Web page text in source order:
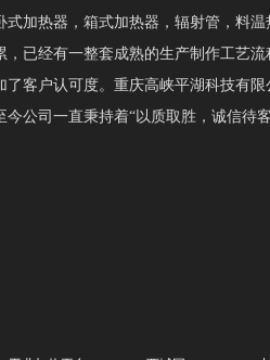
式加热器，箱式加热器，辐射管，料
，已经有一整套成熟的生产制作工艺
了客户认可度。重庆高峡平湖科技有
今公司一直秉持着“以质取胜，诚信待